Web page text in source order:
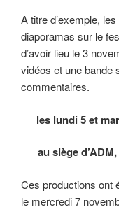
A titre d’exemple,
diaporamas sur le
d’avoir lieu le 3
vidéos et une bande
commentaires.
les lundi 5 et
au siège
Ces productions ont
le mercredi 7